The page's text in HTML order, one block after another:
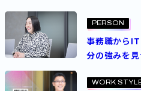
PROJECT work
2023.08.25 2025.02.18
PERSON
事務職からIT
分の強みを
WORK